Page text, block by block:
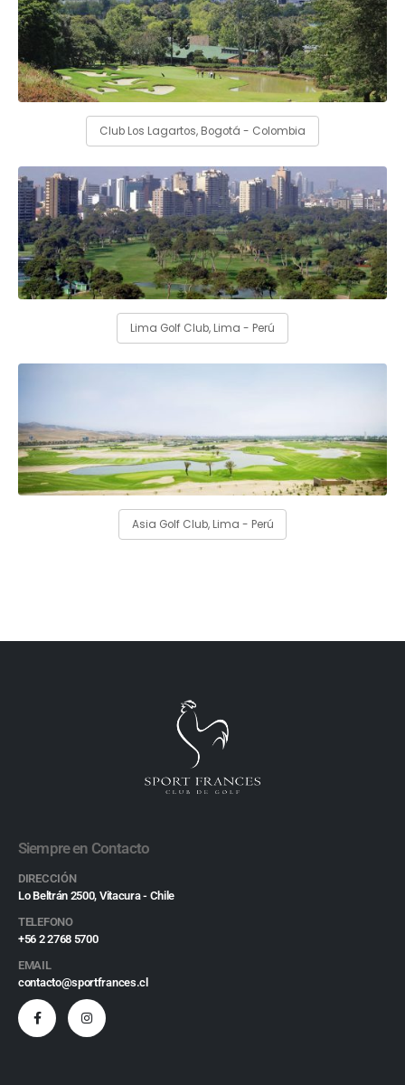
Club Los Lagartos, Bogotá - Colombia
Lima Golf Club, Lima - Perú
Asia Golf Club, Lima - Perú
Siempre en Contacto
DIRECCIÓN
Lo Beltrán 2500, Vitacura - Chile
TELEFONO
+56 2 2768 5700
EMAIL
contacto@sportfrances.cl